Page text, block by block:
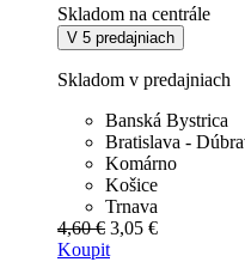
Skladom na centrále
V 5 predajniach
Skladom v predajniach
Banská Bystrica
Bratislava -
Komárno
Košice
Trnava
4,60 € 3,05 €
Koupit